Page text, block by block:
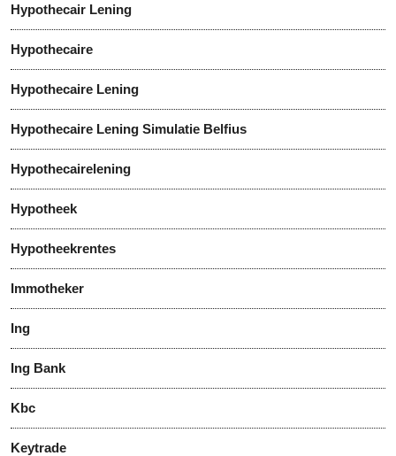
Hypothecair Lening
Hypothecaire
Hypothecaire Lening
Hypothecaire Lening Simulatie Belfius
Hypothecairelening
Hypotheek
Hypotheekrentes
Immotheker
Ing
Ing Bank
Kbc
Keytrade